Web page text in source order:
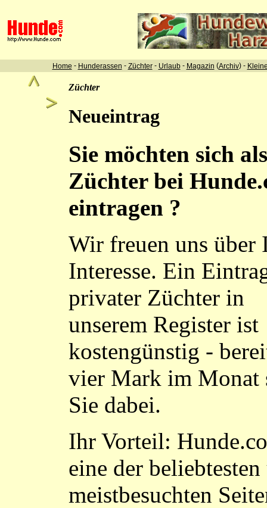
Home - Hunderassen - Züchter- Urlaub- Magazin (Archiv) -
Züchter
Neueintrag
Sie möchten sich als
Züchter bei
eintragen ?
Wir freuen uns über
Interesse. Ein
privater Züchter in
unserem Register ist
kostengünstig -
vier Mark im Monat
Sie dabei.
Ihr Vorteil:
eine der
meistbesuchten